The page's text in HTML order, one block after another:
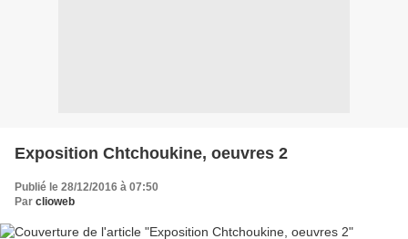
Exposition Chtchoukine, oeuvres 2
Publié le 28/12/2016 à 07:50
Par clioweb